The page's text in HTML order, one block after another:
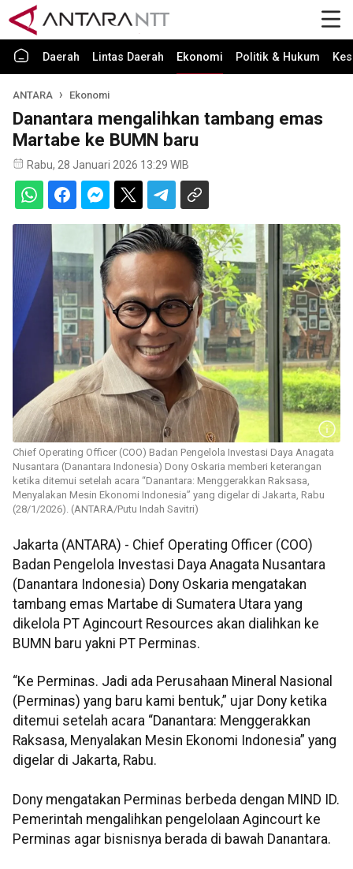
Daerah Lintas Daerah Ekonomi Politik & Hukum
ANTARA Ekonomi
Danantara mengalihkan tambang emas
Martabe ke BUMN baru
Rabu, 28 Januari 2026 13:29 WIB
Chief Operating Officer (COO) Badan Pengelola Investasi Daya Anagata
Nusantara (Danantara Indonesia) Dony Oskaria memberi keterangan
ketika ditemui setelah acara “Danantara: Menggerakkan Raksasa,
Menyalakan Mesin Ekonomi Indonesia” yang digelar di Jakarta, Rabu
(28/1/2026). (ANTARA/Putu Indah Savitri)
Jakarta (ANTARA) - Chief Operating Officer (COO)
Badan Pengelola Investasi Daya Anagata Nusantara
(Danantara Indonesia) Dony Oskaria mengatakan
tambang emas Martabe di Sumatera Utara yang
dikelola PT Agincourt Resources akan dialihkan ke
BUMN baru yakni PT Perminas.
“Ke Perminas. Jadi ada Perusahaan Mineral Nasional
(Perminas) yang baru kami bentuk,” ujar Dony ketika
ditemui setelah acara “Danantara: Menggerakkan
Raksasa, Menyalakan Mesin Ekonomi Indonesia” yang
digelar di Jakarta, Rabu.
Dony mengatakan Perminas berbeda dengan MIND ID.
Pemerintah mengalihkan pengelolaan Agincourt ke
Perminas agar bisnisnya berada di bawah Danantara.